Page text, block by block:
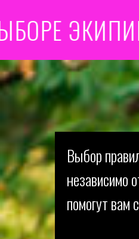
Выбор
независимо
помогут вам